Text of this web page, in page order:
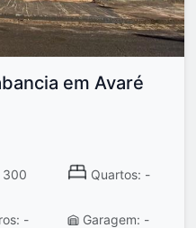
em Avaré
300
Quartos: -
- Garagem: -